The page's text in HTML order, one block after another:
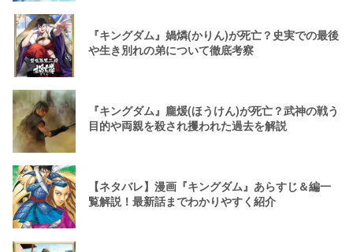
『キングダム』媧燐(かりん)が死亡？史実での最後
や生き別れの弟について徹底考察
『キングダム』龐煖(ほうけん)が死亡？武神の戦う
目的や両親を殺され攫われた過去を解説
【ネタバレ】漫画『キングダム』あらすじ＆編一
覧解説！最新話までわかりやすく紹介